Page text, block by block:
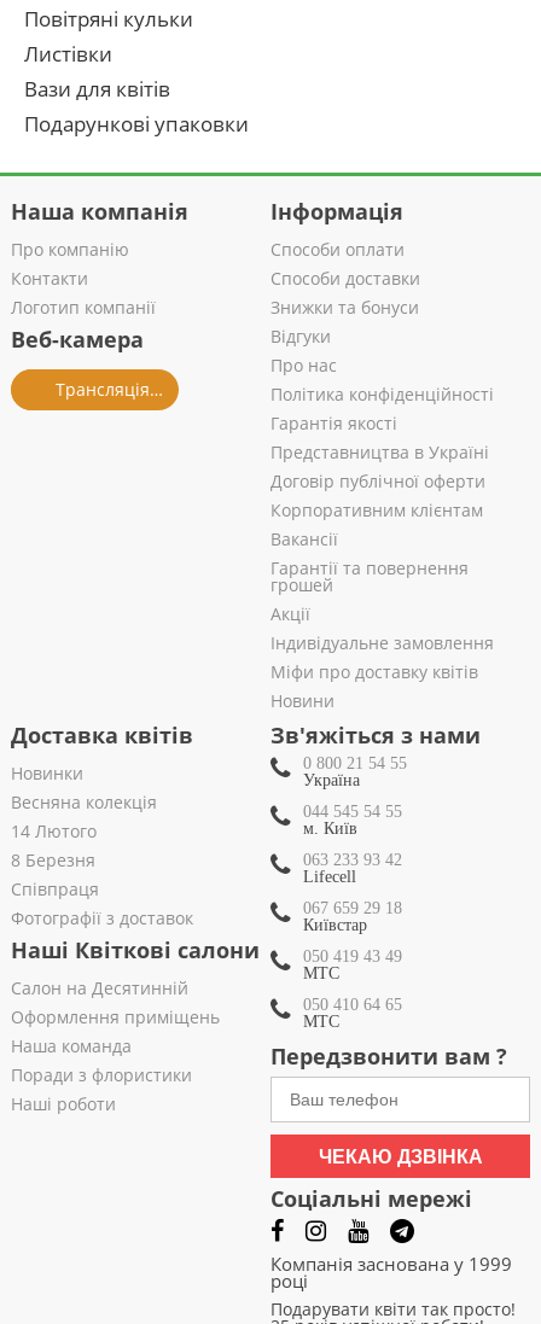
Повітряні кульки
Листівки
Вази для квітів
Подарункові упаковки
Наша компанія
Про компанію
Контакти
Логотип компанії
Веб-камера
Трансляція із салону
Інформація
Способи оплати
Способи доставки
Знижки та бонуси
Відгуки
Про нас
Політика конфіденційності
Гарантія якості
Представництва в Україні
Договір публічної оферти
Корпоративним клієнтам
Вакансії
Гарантії та повернення
грошей
Акції
Індивідуальне замовлення
Міфи про доставку квітів
Новини
Доставка квітів
Новинки
Весняна колекція
14 Лютого
8 Березня
Співпраця
Фотографії з доставок
Наші Квіткові салони
Салон на Десятинній
Оформлення приміщень
Наша команда
Поради з флористики
Наші роботи
Зв'яжіться з нами
0 800 21 54 55
Україна
044 545 54 55
м. Київ
063 233 93 42
Lifecell
067 659 29 18
Київстар
050 419 43 49
МТС
050 410 64 65
МТС
Передзвонити вам ?
ЧЕКАЮ ДЗВІНКА
Соціальні мережі
Компанія заснована у 1999
році
Подарувати квіти так просто!